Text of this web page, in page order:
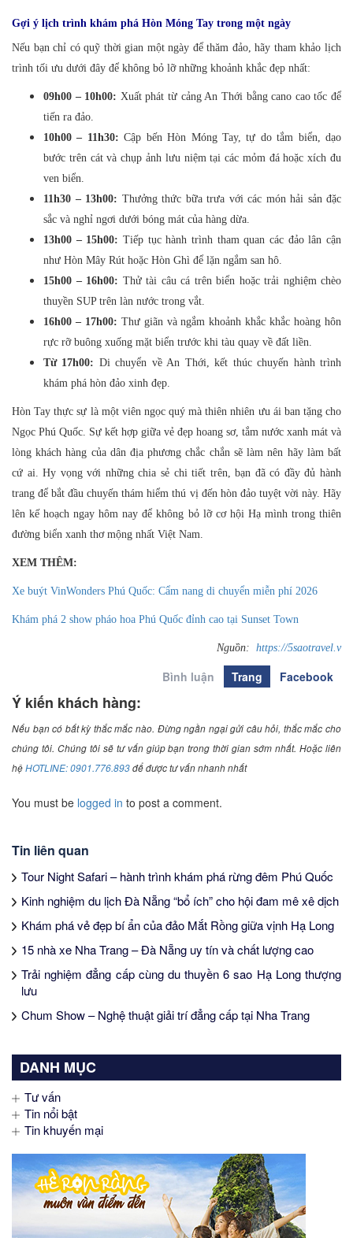
Gợi ý lịch trình khám phá Hòn Móng Tay trong một ngày
Nếu bạn chỉ có quỹ thời gian một ngày để thăm đảo, hãy tham khảo lịch
trình tối ưu dưới đây để không bỏ lỡ những khoảnh khắc đẹp nhất:
09h00 – 10h00: Xuất phát từ cảng An Thới bằng cano cao tốc để
tiến ra đảo.
10h00 – 11h30: Cập bến Hòn Móng Tay, tự do tắm biển, dạo
bước trên cát và chụp ảnh lưu niệm tại các mỏm đá hoặc xích đu
ven biển.
11h30 – 13h00: Thưởng thức bữa trưa với các món hải sản đặc
sắc và nghỉ ngơi dưới bóng mát của hàng dừa.
13h00 – 15h00: Tiếp tục hành trình tham quan các đảo lân cận
như Hòn Mây Rút hoặc Hòn Ghì để lặn ngắm san hô.
15h00 – 16h00: Thử tài câu cá trên biển hoặc trải nghiệm chèo
thuyền SUP trên làn nước trong vắt.
16h00 – 17h00: Thư giãn và ngắm khoảnh khắc khắc hoàng hôn
rực rỡ buông xuống mặt biển trước khi tàu quay về đất liền.
Từ 17h00: Di chuyển về An Thới, kết thúc chuyến hành trình
khám phá hòn đảo xinh đẹp.
Hòn Tay thực sự là một viên ngọc quý mà thiên nhiên ưu ái ban tặng cho
Ngọc Phú Quốc. Sự kết hợp giữa vẻ đẹp hoang sơ, tắm nước xanh mát và
lòng khách hàng của dân địa phương chắc chắn sẽ làm nên hãy làm bất
cứ ai. Hy vọng với những chia sẻ chi tiết trên, bạn đã có đầy đủ hành
trang để bắt đầu chuyến thám hiểm thú vị đến hòn đảo tuyệt vời này. Hãy
lên kế hoạch ngay hôm nay để không bỏ lỡ cơ hội Hạ mình trong thiên
đường biển xanh thơ mộng nhất Việt Nam.
XEM THÊM:
Xe buýt VinWonders Phú Quốc: Cẩm nang di chuyển miễn phí 2026
Khám phá 2 show pháo hoa Phú Quốc đỉnh cao tại Sunset Town
Nguồn: https://5saotravel.v
Bình luận Trang Facebook
Ý kiến khách hàng:
Nếu bạn có bất kỳ thắc mắc nào. Đừng ngần ngại gửi câu hỏi, thắc mắc cho
chúng tôi. Chúng tôi sẽ tư vấn giúp bạn trong thời gian sớm nhất. Hoặc liên
hệHOTLINE: 0901.776.893để được tư vấn nhanh nhất
You must be logged in to post a comment.
Tin liên quan
Tour Night Safari – hành trình khám phá rừng đêm Phú Quốc
Kinh nghiệm du lịch Đà Nẵng “bổ ích” cho hội đam mê xê dịch
Khám phá vẻ đẹp bí ẩn của đảo Mắt Rồng giữa vịnh Hạ Long
15 nhà xe Nha Trang – Đà Nẵng uy tín và chất lượng cao
Trải nghiệm đẳng cấp cùng du thuyền 6 sao Hạ Long thượng
lưu
Chum Show – Nghệ thuật giải trí đẳng cấp tại Nha Trang
DANH MỤC
Tư vấn
Tin nổi bật
Tin khuyến mại